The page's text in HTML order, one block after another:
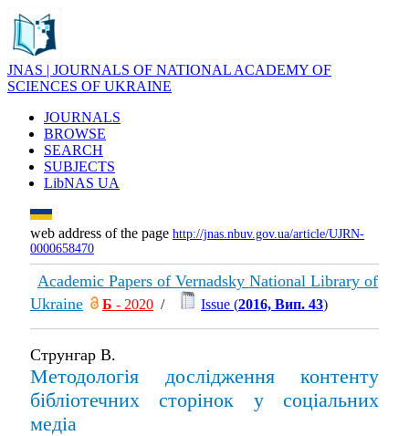
JNAS | JOURNALS OF NATIONAL ACADEMY OF
SCIENCES OF UKRAINE
JOURNALS
BROWSE
SEARCH
SUBJECTS
LibNAS UA
web address of the page http://jnas.nbuv.gov.ua/article/UJRN-
0000658470
Academic Papers of Vernadsky National Library of
Ukraine
Б - 2020 / Issue (2016, Вип. 43)
Струнгар В.
Методологія дослідження контенту
бібліотечних сторінок у соціальних
медіа